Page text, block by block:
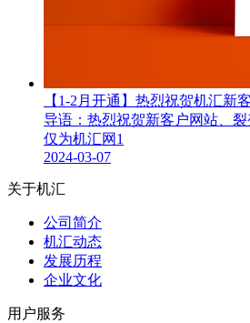
【1-2月开通】热烈祝贺机汇新
导语：热烈祝贺新客户网站、
仅为机汇网1
2024-03-07
关于机汇
公司简介
机汇动态
发展历程
企业文化
用户服务